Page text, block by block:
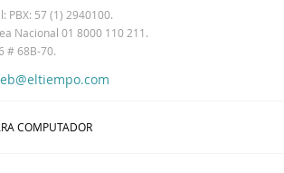
PBX: 57 (1) 2940100.
Nacional 01 8000 110 211.
# 68B-70.
COMPUTADOR